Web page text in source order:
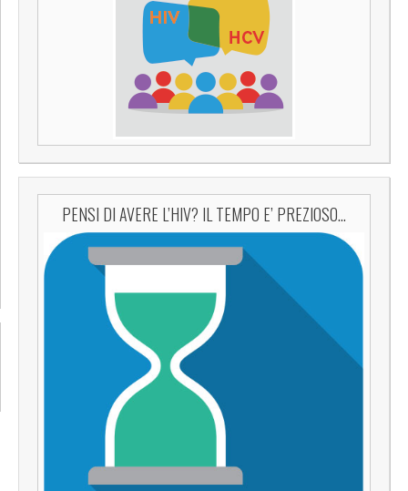
PENSI DI AVERE L’HIV? IL TEMPO E’ PREZIOSO…